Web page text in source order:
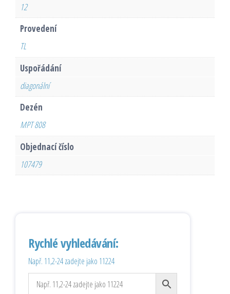
12
Provedení
TL
Uspořádání
diagonální
Dezén
MPT 808
Objednací číslo
107479
Rychlé vyhledávání:
Např. 11,2-24 zadejte jako 11224